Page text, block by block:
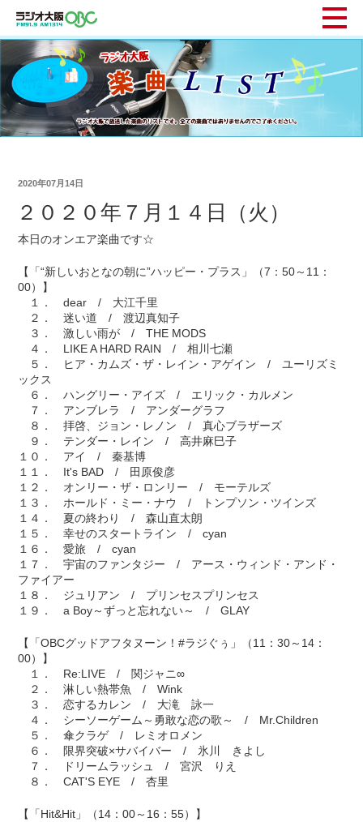
2020年07月14日
２０２０年７月１４日（火）
本日のオンエア楽曲です☆
【「“新しいおとなの朝に”ハッピー・プラス」（7：50～11：
00）】
１． dear / 大江千里
２． 迷い道 / 渡辺真知子
３． 激しい雨が / THE MODS
４． LIKE A HARD RAIN / 相川七瀬
５． ヒア・カムズ・ザ・レイン・アゲイン / ユーリズミ
ックス
６． ハングリー・アイズ / エリック・カルメン
７． アンブレラ / アンダーグラフ
８． 拝啓、ジョン・レノン / 真心ブラザーズ
９． テンダー・レイン / 高井麻巳子
１０． アイ / 秦基博
１１． It's BAD / 田原俊彦
１２． オンリー・ザ・ロンリー / モーテルズ
１３． ホールド・ミー・ナウ / トンプソン・ツインズ
１４． 夏の終わり / 森山直太朗
１５． 幸せのスタートライン / cyan
１６． 愛旅 / cyan
１７． 宇宙のファンタジー / アース・ウィンド・アンド・
ファイアー
１８． ジュリアン / プリンセスプリンセス
１９． a Boy～ずっと忘れない～ / GLAY
【「OBCグッドアフタヌーン！#ラジぐぅ」（11：30～14：
00）】
１． Re:LIVE / 関ジャニ∞
２． 淋しい熱帯魚 / Wink
３． 恋するカレン / 大滝 詠一
４． シーソーゲーム～勇敢な恋の歌～ / Mr.Children
５． 傘クラゲ / レミオロメン
６． 限界突破×サバイバー / 氷川 きよし
７． ドリームラッシュ / 宮沢 りえ
８． CAT'S EYE / 杏里
【「Hit&Hit」（14：00～16：55）】